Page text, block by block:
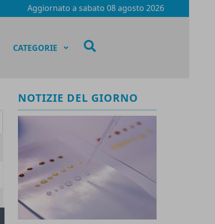
Aggiornato a sabato 08 agosto 2026
CATEGORIE
NOTIZIE DEL GIORNO